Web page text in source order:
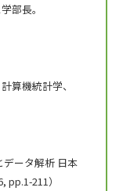
部長。
算機統計学、
データ解析 日本
pp.1-211）